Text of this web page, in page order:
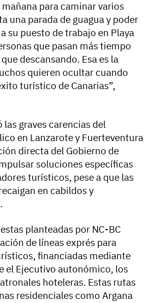
para caminar varios
una parada de guagua y poder
su puesto de trabajo en Playa
que pasan más tiempo
descansando. Esa es la
quieren ocultar cuando
turístico de Canarias”,
graves carencias del
en Lanzarote y Fuerteventura
directa del Gobierno de
soluciones específicas
turísticos, pese a que las
en cabildos y
planteadas por NC-BC
de líneas exprés para
financiadas mediante
el Ejecutivo autonómico, los
hoteleras. Estas rutas
residenciales como Argana